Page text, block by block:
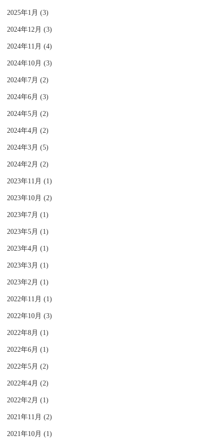
2025年1月 (3)
2024年12月 (3)
2024年11月 (4)
2024年10月 (3)
2024年7月 (2)
2024年6月 (3)
2024年5月 (2)
2024年4月 (2)
2024年3月 (5)
2024年2月 (2)
2023年11月 (1)
2023年10月 (2)
2023年7月 (1)
2023年5月 (1)
2023年4月 (1)
2023年3月 (1)
2023年2月 (1)
2022年11月 (1)
2022年10月 (3)
2022年8月 (1)
2022年6月 (1)
2022年5月 (2)
2022年4月 (2)
2022年2月 (1)
2021年11月 (2)
2021年10月 (1)